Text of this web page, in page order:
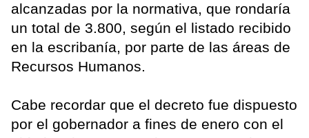
alcanzadas por la normativa, que rondaría
un total de 3.800, según el listado recibido
en la escribanía, por parte de las áreas de
Recursos Humanos.
Cabe recordar que el decreto fue dispuesto
por el gobernador a fines de enero con el